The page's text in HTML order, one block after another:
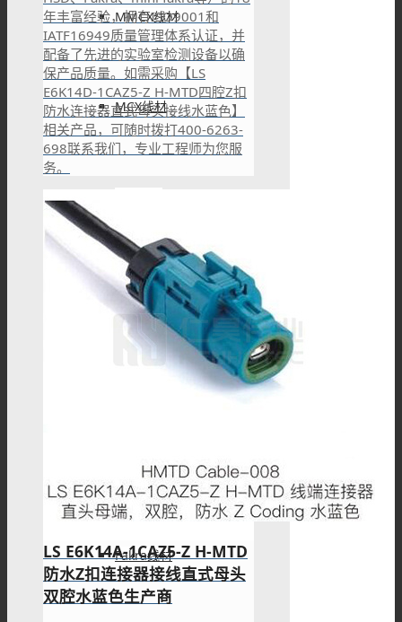
MMCX线材
MCX线材
F型线材
SSMB线材
Fakra线材
年丰富经验，拥有ISO9001和
IATF16949质量管理体系认证，并
配备了先进的实验室检测设备以确
保产品质量。如需采购【LS
E6K14D-1CAZ5-Z H-MTD四腔Z扣
防水连接器直式母头接线水蓝色】
相关产品，可随时拨打400-6263-
698联系我们，专业工程师为您服
务。
LS E6K14A-1CAZ5-Z H-MTD
防水Z扣连接器接线直式母头
双腔水蓝色生产商